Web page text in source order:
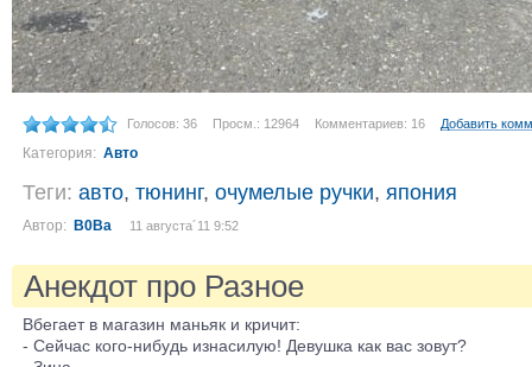
Голосов: 36 Просм.: 12964 Комментариев: 16 Добавить
Категория: Авто
Теги: авто, тюнинг, очумелые ручки, япония
Автор: B0Ва 11 августа´11 9:52
Анекдот про Разное
Вбегает в магазин маньяк и кричит:
- Сейчас кого-нибудь изнасилую! Девушка как вас зовут?